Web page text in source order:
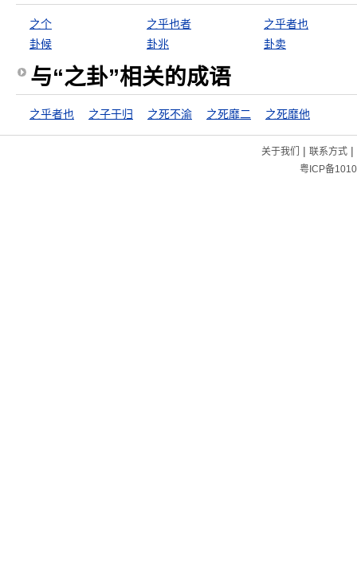
之个 之乎也者
之乎者也
卦候
卦兆 卦卖
与“之卦”相关的成语
之乎者也 之子于归 之死不渝 之死靡二 之死靡他
关于我们 | 联系方式|
粤ICP备